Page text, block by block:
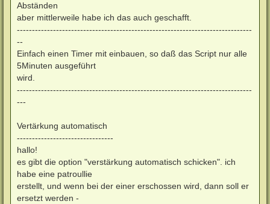
Abständen
aber mittlerweile habe ich das auch geschafft.
------------------------------------------------------------------------------
--
Einfach einen Timer mit einbauen, so daß das Script nur alle
5Minuten ausgeführt
wird.
------------------------------------------------------------------------------
---
Vertärkung automatisch
--------------------------------
hallo!
es gibt die option "verstärkung automatisch schicken". ich
habe eine patroullie
erstellt, und wenn bei der einer erschossen wird, dann soll er
ersetzt werden -